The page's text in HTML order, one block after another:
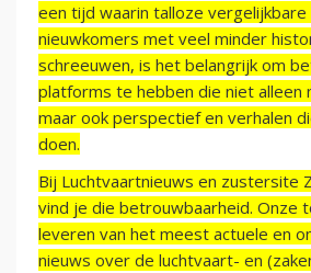
een tijd waarin talloze vergelijkbare
nieuwkomers met veel minder
schreeuwen, is het belangrijk om
platforms te hebben die niet alleen
maar ook perspectief en verhalen
doen.
Bij Luchtvaartnieuws en zustersite
vind je die betrouwbaarheid. Onze
leveren van het meest actuele en
nieuws over de luchtvaart- en